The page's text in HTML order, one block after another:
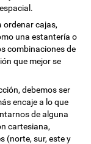
ordenar cajas,
una estantería o
combinaciones de
que mejor se
debemos ser
encaje a lo que
de alguna
cartesiana,
(norte, sur, este y